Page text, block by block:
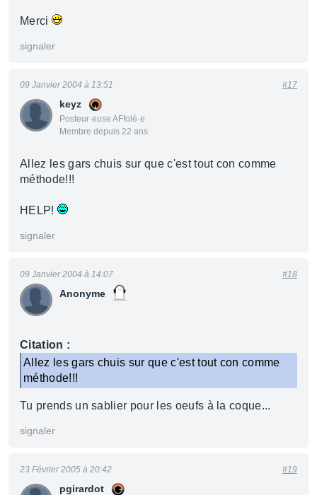
Merci
signaler
keyz
Posteur·euse AFfolé·e
Membre depuis 22 ans
09 Janvier 2004 à 13:51 #17
Allez les gars chuis sur que c'est tout con comme
méthode!!!
HELP!
signaler
Anonyme
09 Janvier 2004 à 14:07 #18
Citation :
Allez les gars chuis sur que c'est tout con comme
méthode!!!
Tu prends un sablier pour les oeufs à la coque...
signaler
pgirardot
23 Février 2005 à 20:42 #19